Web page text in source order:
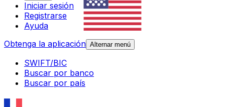
Iniciar sesión
Registrarse
Ayuda
Obtenga la aplicación Alternar menú
SWIFT/BIC
Buscar por banco
Buscar por país